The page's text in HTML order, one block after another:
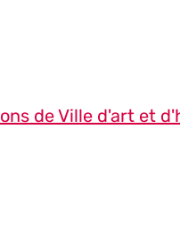
de Ville d'art et